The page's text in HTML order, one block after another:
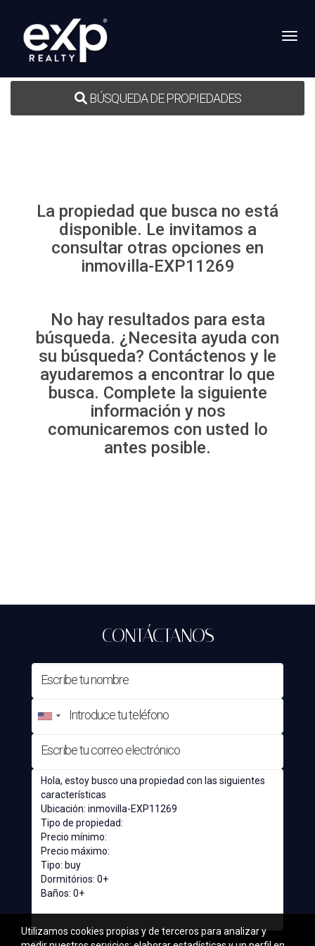
BÚSQUEDA DE PROPIEDADES
La propiedad que busca no está
disponible. Le invitamos a
consultar otras opciones en
inmovilla-EXP11269
No hay resultados para esta
búsqueda. ¿Necesita ayuda con
su búsqueda? Contáctenos y le
ayudaremos a encontrar lo que
busca. Complete la siguiente
información y nos
comunicaremos con usted lo
antes posible.
CONTÁCTANOS
Utilizamos cookies propias y de terceros para analizar y